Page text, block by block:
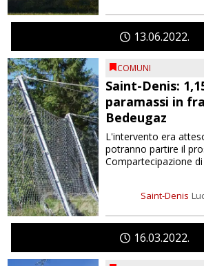
1306 2022
COMUNI
Saint-Denis:
paramassi in
Bedeugaz
Saint-Denis
L'intervento era
potranno partire il
Compartecipazione
1603 2022